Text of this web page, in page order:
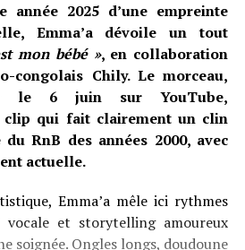
année 2025 d’une empreinte
Emma’a dévoile un tout
mon bébé », en collaboration
congolais Chily. Le morceau,
le 6 juin sur YouTube,
clip qui fait clairement un clin
RnB des années 2000, avec
actuelle.
Emma’a mêle ici rythmes
vocale et storytelling amoureux
soignée. Ongles longs, doudoune